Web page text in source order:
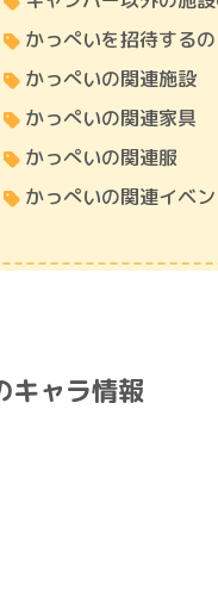
かっぺいを招待する
かっぺいの関連施設
かっぺいの関連家具
かっぺいの関連服
かっぺいの関連イベ
キャラ情報